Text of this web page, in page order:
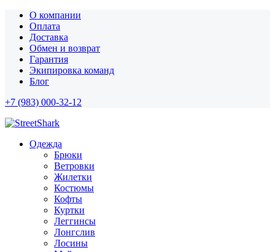
О компании
Оплата
Доставка
Обмен и возврат
Гарантия
Экипировка команд
Блог
+7 (983) 000-32-12
Одежда
Брюки
Ветровки
Жилетки
Костюмы
Кофты
Куртки
Леггинсы
Лонгслив
Лосины